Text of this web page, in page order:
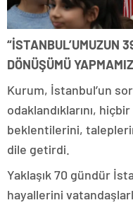
“İSTANBUL’UMUZUN
DÖNÜŞÜMÜ
Kurum, İstanbul’un
odaklandıklarını,
beklentilerini,
dile getirdi.
Yaklaşık 70 gündür
hayallerini